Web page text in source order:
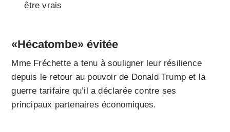
être vrais
«Hécatombe» évitée
Mme Fréchette a tenu à souligner leur résilience
depuis le retour au pouvoir de Donald Trump et la
guerre tarifaire qu’il a déclarée contre ses
principaux partenaires économiques.